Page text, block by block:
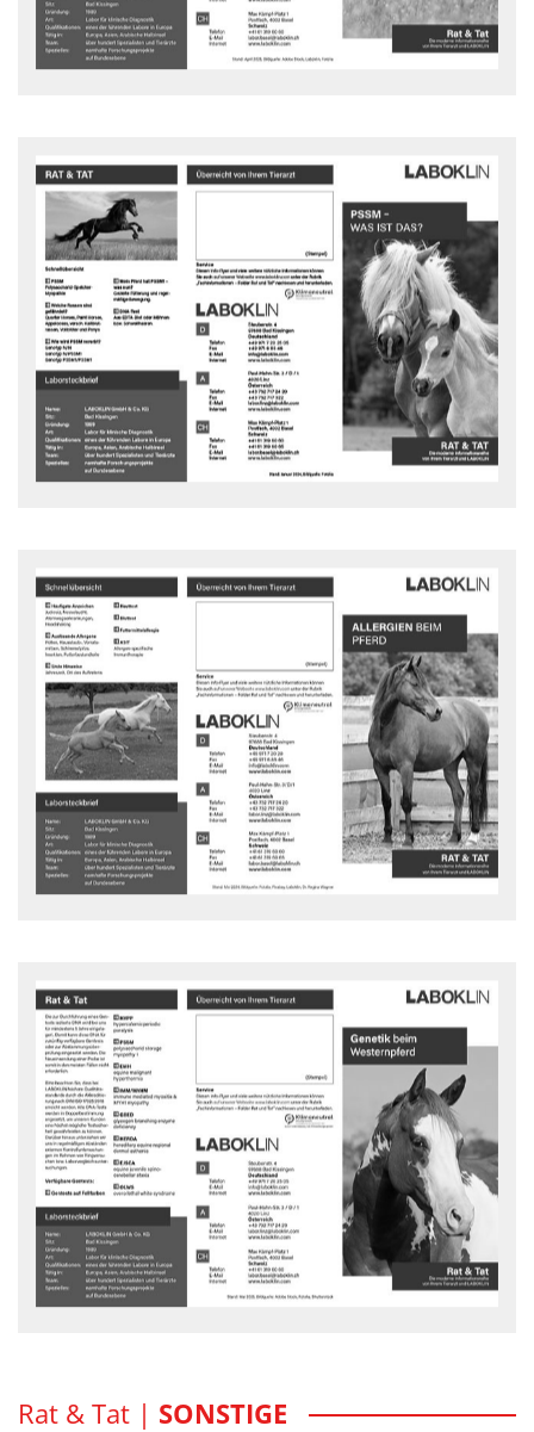
PSSM - Was ist das?
Polysaccharid-Speicher-Myopathie ist eine Glykogen-Speicher-
Krankheit
Rat und Tat Flyer - downloaden
Allergie beim Pferd
Rat und Tat Flyer - downloaden
Genetik beim Westernpferd
Rat und Tat Flyer - downloaden
Rat & Tat | SONSTIGE